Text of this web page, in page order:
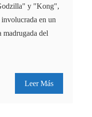
y "Kong",
en un
madrugada del
Leer Más